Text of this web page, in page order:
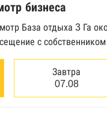
дел Высшего
реестр сведений о
реестр сведений о
и знаков
бизнеса
База отдыха 3 Га
с
Завтра
07.08